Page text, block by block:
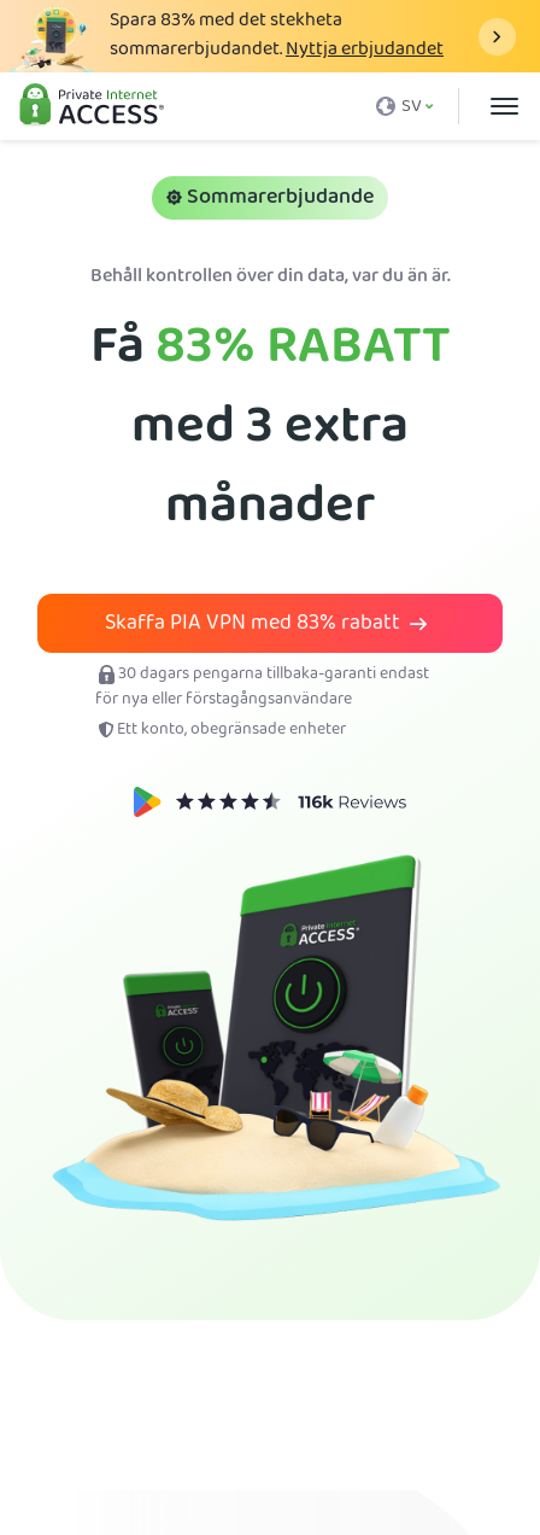
Spara83%med det stekheta
sommarerbjudandet.Nyttja erbjudandet
SV
Vad är en VPN
Ladda ner VPN
VPN-servrar
Skaffa PIA VPN
Sommarerbjudande
Behåll kontrollen över din data, var du än är.
Få83%RABATT
med 3 extra
månader
Skaffa PIA VPN med83%rabatt
30 dagars pengarna tillbaka-garanti endast
för nya eller förstagångsanvändare
Ett konto, obegränsade enheter